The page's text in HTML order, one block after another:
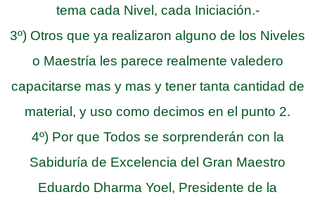
tema cada Nivel, cada Iniciación.-
3º) Otros que ya realizaron alguno de los Niveles
o Maestría les parece realmente valedero
capacitarse mas y mas y tener tanta cantidad de
material, y uso como decimos en el punto 2.
4º) Por que Todos se sorprenderán con la
Sabiduría de Excelencia del Gran Maestro
Eduardo Dharma Yoel, Presidente de la